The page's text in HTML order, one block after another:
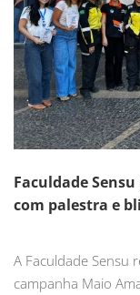
Faculdade
com palestra e
A Faculdade Sensu
campanha Maio